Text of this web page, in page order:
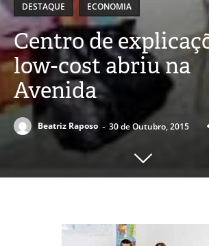
DESTAQUE ECONOMIA
Centro de
low-cost abriu na
Avenida
Beatriz Raposo - 30 de Outubro, 2015